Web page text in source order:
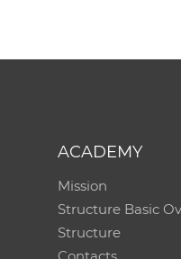
ACADEMY
Mission
Structure Basic
Structure